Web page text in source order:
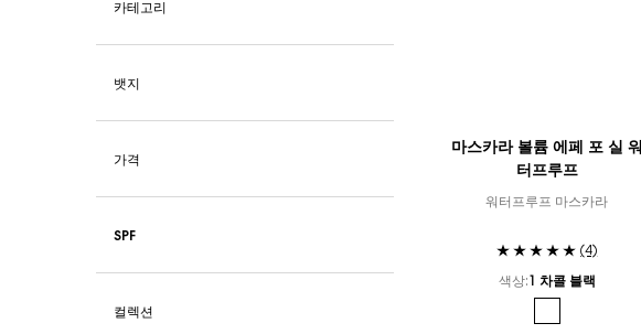
카테고리
뱃지
가격
SPF
컬렉션
마스카라 볼륨 에페 포 실 워
터프루프
워터프루프 마스카라
(4)
색상: 1 차콜 블랙